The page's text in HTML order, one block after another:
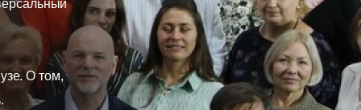
О том,